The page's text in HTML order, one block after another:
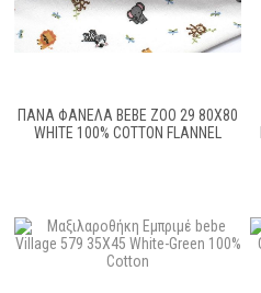
ΠΑΝΑ ΦΑΝΕΛΑ BEBE ZOO 29 80X80
WHITE 100% COTTON FLANNEL